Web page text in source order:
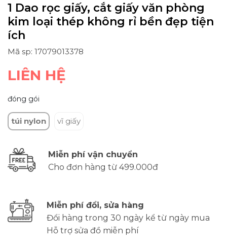
1 Dao rọc giấy, cắt giấy văn phòng
kim loại thép không rỉ bền đẹp tiện
ích
Mã sp: 17079013378
LIÊN HỆ
đóng gói
túi nylon vĩ giấy
Miễn phí vận chuyển
Cho đơn hàng từ 499.000đ
Miễn phí đổi, sửa hàng
Đổi hàng trong 30 ngày kể từ ngày mua
Hỗ trợ sửa đồ miễn phí